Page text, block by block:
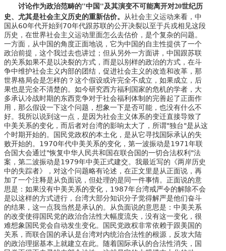
讨论作为政治范畴的"中国"及其演变不可能离开对20世纪历
史、尤其是社会主义历史的重新估价。
从社会主义运动来看，中
国从60年代开始到70年代跟苏联的公开决裂以至于兵戎相见这段
历史，在世界社会主义运动里面怎么去估价，是个复杂的问题。
一方面，从中国的角度正面地说，它为中国的自主性提供了一个
政治前提，这个我过去也讲过；但从另外一方面讲，中国跟苏联
的关系如果不是以决裂的方式，而是以别样的政治的方式，在斗
争中维护社会主义内部的团结，促进社会主义的改造和改革，那
世界格局会是怎样的？这个假设或许完全不成立，如果成立，后
果也是完全不清楚的。如今研究西方福利国家的危机的学者，大
多承认冷战时期的东西竞争对于社会福利体制的完善起了正面作
用，那么假设一下这个问题，想象一下是否可能，也没有什么不
好。我所以说到这一点，是因为社会主义体系的变迁直接导致了
中美关系的变化，而后者对台湾的影响太大了，所谓"独台"是从这
个时期开始的。国民党政权的本土化，是从它寻找国际承认的失
败开始的。1970年代中美关系的变化，第一波振动是1971年联
合国大会通过"恢复中华人民共和国在联合国的一切合法权利"法
案，第二波振动是1979年中美正式建交。我最近写的《两岸历史
中的失踪者》，对这个问题略有论述，在正文里是从正面说，再
加了一个注释是从负面说，但处理的是同一件事情。正面说的意
思是：如果没有中美关系的变化，1987年台湾戒严令的解除不会
是以这样的方式进行，台湾大部分知识分子觉得解严是他们奋斗
的结果，这一点我当然是承认的。从负面说的意思是：中美关系
的改变使得国民党的政治合法性大幅度流失，没有这一变化，很
难想象国民党会自动发生变化。国民党政权非常依赖于跟美国的
关系，而联合国的承认是台湾对内统治合法性的根源，反攻大陆
的政治理据基本上就建立在此。随着国际承认的合法性消失，国